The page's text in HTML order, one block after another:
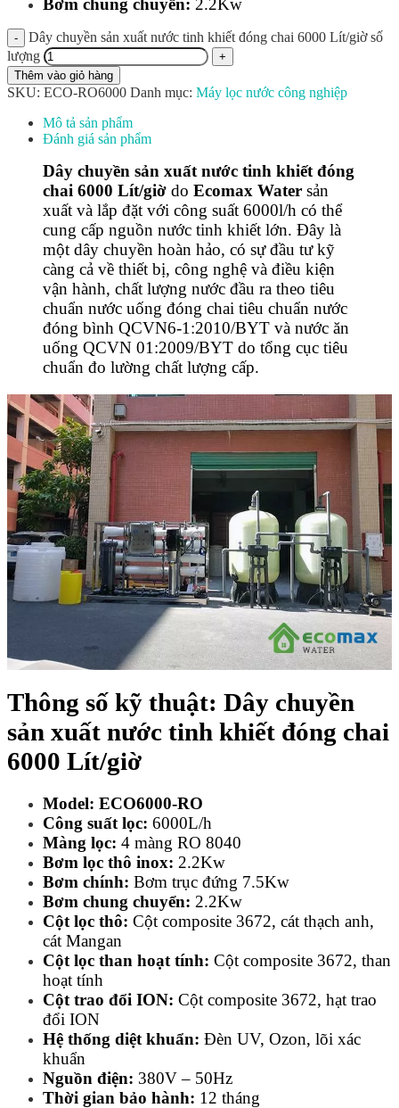
Bơm chung chuyển: 2.2Kw
Dây chuyền sản xuất nước tinh khiết đóng chai 6000 Lít/giờ số
lượng
Thêm vào giỏ hàng
SKU: ECO-RO6000 Danh mục: Máy lọc nước công nghiệp
Mô tả sản phẩm
Đánh giá sản phẩm
Dây chuyền sản xuất nước tinh khiết đóng
chai 6000 Lít/giờ do Ecomax Water sản
xuất và lắp đặt với công suất 6000l/h có thể
cung cấp nguồn nước tinh khiết lớn. Đây là
một dây chuyền hoàn hảo, có sự đầu tư kỹ
càng cả về thiết bị, công nghệ và điều kiện
vận hành, chất lượng nước đầu ra theo tiêu
chuẩn nước uống đóng chai tiêu chuẩn nước
đóng bình QCVN6-1:2010/BYT và nước ăn
uống QCVN 01:2009/BYT do tổng cục tiêu
chuẩn đo lường chất lượng cấp.
Thông số kỹ thuật: Dây chuyền
sản xuất nước tinh khiết đóng chai
6000 Lít/giờ
Model: ECO6000-RO
Công suất lọc: 6000L/h
Màng lọc: 4 màng RO 8040
Bơm lọc thô inox: 2.2Kw
Bơm chính: Bơm trục đứng 7.5Kw
Bơm chung chuyển: 2.2Kw
Cột lọc thô: Cột composite 3672, cát thạch anh,
cát Mangan
Cột lọc than hoạt tính: Cột composite 3672, than
hoạt tính
Cột trao đổi ION: Cột composite 3672, hạt trao
đổi ION
Hệ thống diệt khuẩn: Đèn UV, Ozon, lõi xác
khuẩn
Nguồn điện: 380V – 50Hz
Thời gian bảo hành: 12 tháng